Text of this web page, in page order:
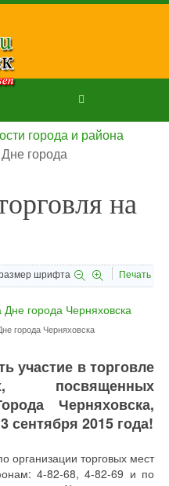
города и района
города
на
шрифта Печать
города Черняховска
участие в торговле
посвященных
Черняховска,
сентября 2015 года!
торговых мест
4-82-68, 4-82-69 и по